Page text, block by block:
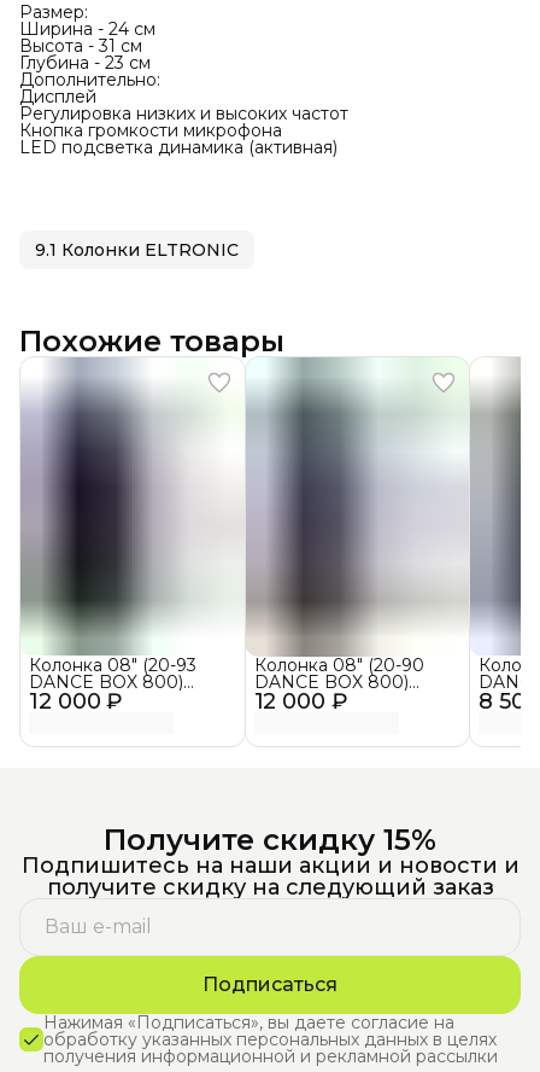
Размер:
Ширина - 24 см
Высота - 31 см
Глубина - 23 см
Дополнительно:
Дисплей
Регулировка низких и высоких частот
Кнопка громкости микрофона
LED подсветка динамика (активная)
9.1 Колонки ELTRONIC
Похожие товары
12 000 ₽
Колонка 08" (20-93
DANCE BOX 800)
динамик 2шт/8"
ElTRONIC с TWS
12 000 ₽
Колонка 08" (20-90
DANCE BOX 800)
динамик 2шт/8"
ElTRONIC с TWS
8
Получите скидку 15%
Подпишитесь на наши акции и новости и
получите скидку на следующий заказ
Подписаться
Нажимая «Подписаться», вы даете согласие на
обработку указанных персональных данных в целях
получения информационной и рекламной рассылки